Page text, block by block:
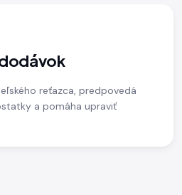
reťazca, predpovedá
a pomáha upraviť